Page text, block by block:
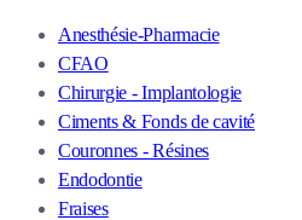
Anesthésie-Pharmacie
CFAO
Chirurgie - Implantologie
Ciments & Fonds de cavité
Couronnes - Résines
Endodontie
Fraises